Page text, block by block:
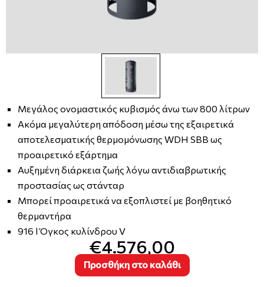
Μεγάλος ονομαστικός κυβισμός άνω των 800 λίτρων
Ακόμα μεγαλύτερη απόδοση μέσω της εξαιρετικά
αποτελεσματικής θερμομόνωσης WDH SBB ως
προαιρετικό εξάρτημα
Αυξημένη διάρκεια ζωής λόγω αντιδιαβρωτικής
προστασίας ως στάνταρ
Μπορεί προαιρετικά να εξοπλιστεί με βοηθητικό
θερμαντήρα
916 l Όγκος κυλίνδρου V
€4.576,00
Προσθήκη στο καλάθι